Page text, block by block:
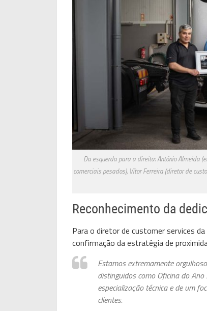
Da esquerda para a direita: António Almeida
comerciais pesados), Vítor Ferreira (diretor de
Reconhecimento da
Para o diretor de customer services
confirmação da estratégia de
Estamos extremamente
distinguidos como Oficina do
especialização técnica e de um
clientes.